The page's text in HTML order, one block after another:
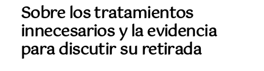
Sobre los tratamientos
innecesarios y la evidencia
para discutir su retirada